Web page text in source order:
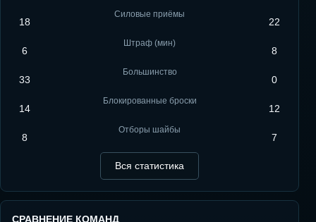
18
Силовые приёмы
22
6
Штраф (мин)
8
33
Большинство
0
14
Блокированные броски
12
8
Отборы шайбы
7
Вся статистика
СРАВНЕНИЕ КОМАНД